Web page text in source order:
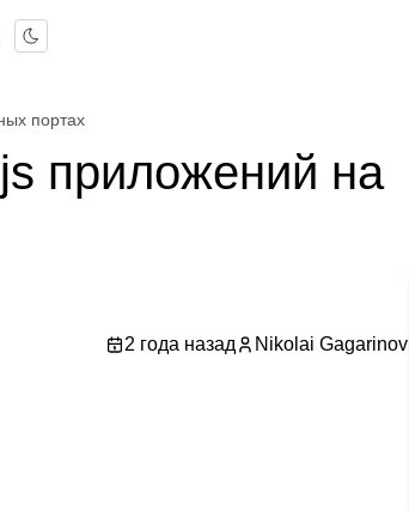
портах
js приложений на
2 года назад Nikolai Gagarinov